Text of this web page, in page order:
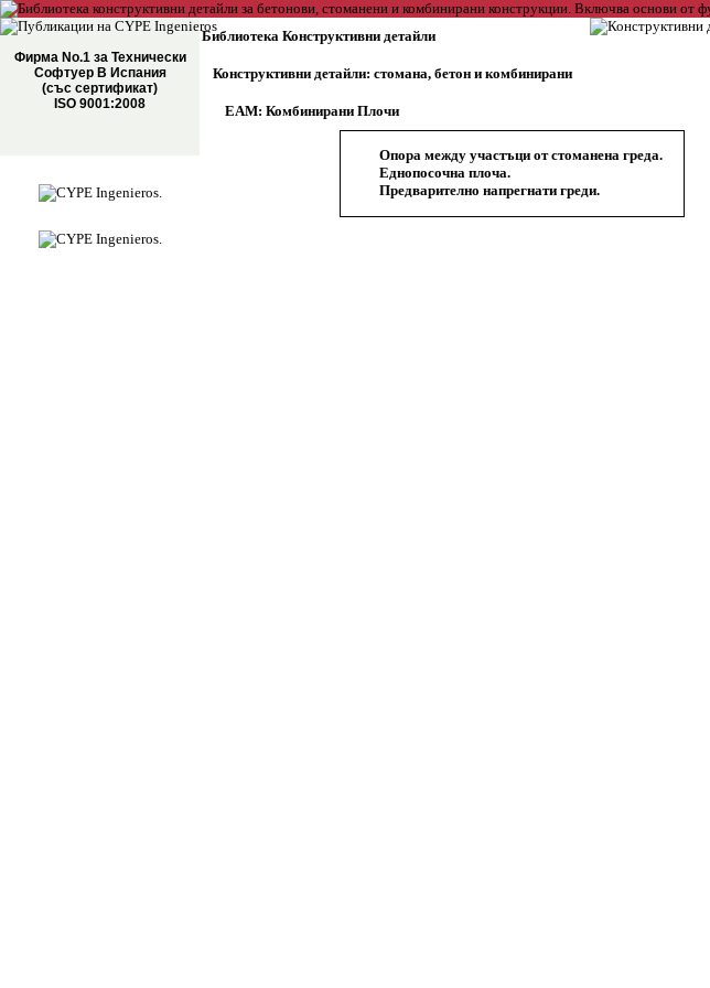
Фирма No.1 за Технически
Софтуер В Испания
(със сертификат)
ISO 9001:2008
Библиотека Конструктивни детайли
Конструктивни детайли: стомана, бетон и комбинирани
EAM: Комбинирани Плочи
Опора между участъци от стоманена греда.
Еднопосочна плоча.
Предварително напрегнати греди.